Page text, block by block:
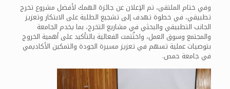
وفي ختام الملتقى، تم الإعلان عن جائزة الهمك لأفضل مشروع تخرج
تطبيقي، في خطوة تهدف إلى تشجيع الطلبة على الابتكار وتعزيز
الجانب التطبيقي والبحثي في مشاريع التخرج، بما يخدم الجامعة
والمجتمع وسوق العمل، واختُتمت الفعالية بالتأكيد على أهمية الخروج
بتوصيات عملية تسهم في تعزيز مسيرة الجودة والتمكين الأكاديمي
في جامعة حمص.